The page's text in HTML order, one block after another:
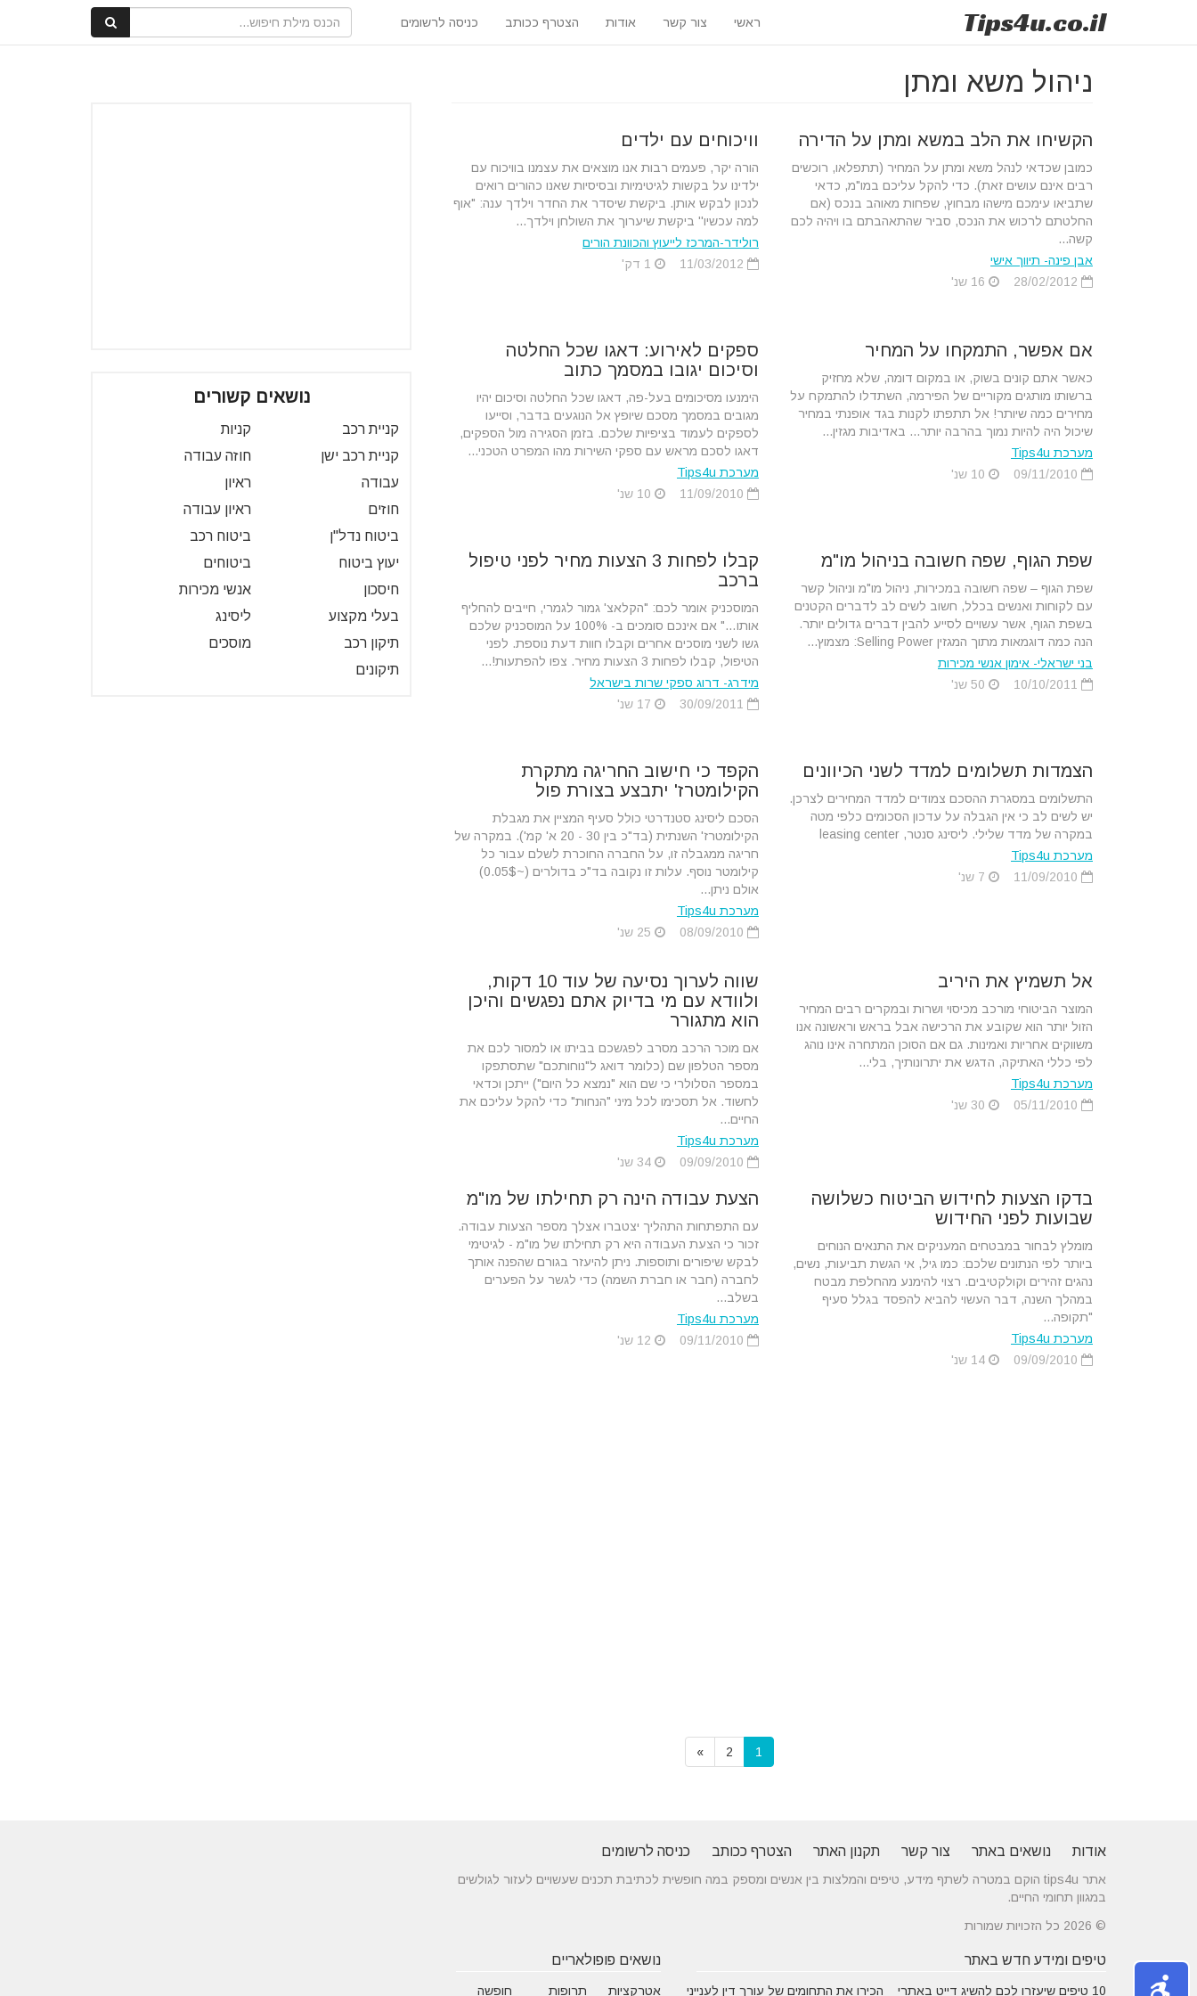
Tips4u.co.il ראשי צור קשר אודות הצטרף ככותב כניסה לרשומים
ניהול משא ומתן
הקשיחו את הלב במשא ומתן על הדירה
כמובן שכדאי לנהל משא ומתן על המחיר (תתפלאו, רוכשים
רבים אינם עושים זאת). כדי להקל עליכם במו"מ, כדאי
שתביאו עימכם מישהו מבחוץ, שפחות מאוהב בנכס (אם
החלטתם לרכוש את הנכס, סביר שהתאהבתם בו ויהיה לכם
קשה...
אבן פינה- תיווך אישי
וויכוחים עם ילדים
הורה יקר, פעמים רבות אנו מוצאים את עצמנו בוויכוח עם
ילדינו על בקשות לגיטימיות ובסיסיות שאנו כהורים רואים
לנכון לבקש אותן. ביקשת שיסדר את החדר וילדך ענה: "אוף
למה עכשיו'' ביקשת שיערוך את השולחן וילדך...
רולידר-המרכז לייעוץ והכוונת הורים
אם אפשר, התמקחו על המחיר
כאשר אתם קונים בשוק, או במקום דומה, שלא מחזיק
ברשותו מותגים מקוריים של הפירמה, השתדלו להתמקח על
מחירים כמה שיותר! אל תתפתו לקנות בגד אופנתי במחיר
שיכול היה להיות נמוך בהרבה יותר... באדיבות מגזין...
מערכת Tips4u
ספקים לאירוע: דאגו שכל החלטה
וסיכום יגובו במסמך כתוב
הימנעו מסיכומים בעל-פה, דאגו שכל החלטה וסיכום יהיו
מגובים במסמך מסכם שיופץ אל הנוגעים בדבר, וסייעו
לספקים לעמוד בציפיות שלכם. בזמן הסגירה מול הספקים,
דאגו לסכם מראש עם ספקי השירות מהו המפרט הטכני...
מערכת Tips4u
שפת הגוף, שפה חשובה בניהול מו"מ
שפת הגוף – שפה חשובה במכירות, ניהול מו"מ וניהול קשר
עם לקוחות ואנשים בכלל, חשוב לשים לב לדברים הקטנים
בשפת הגוף, אשר עשויים לסייע להבין דברים גדולים יותר.
הנה כמה דוגמאות מתוך המגזין Selling Power: מצמוץ...
בני ישראלי- אימון אנשי מכירות
קבלו לפחות 3 הצעות מחיר לפני טיפול
ברכב
המוסכניק אומר לכם: "הקלאצ' גמור לגמרי, חייבים להחליף
אותו…" אם אינכם סומכים ב- 100% על המוסכניק שלכם
גשו לשני מוסכים אחרים וקבלו חוות דעת נוספת. לפני
הטיפול, קבלו לפחות 3 הצעות מחיר. צפו להפתעות!...
מידרג- דרוג ספקי שרות בישראל
הצמדות תשלומים למדד לשני הכיוונים
התשלומים במסגרת ההסכם צמודים למדד המחירים לצרכן.
יש לשים לב כי אין הגבלה על עדכון הסכומים כלפי מטה
במקרה של מדד שלילי. ליסינג סנטר, leasing center
מערכת Tips4u
הקפד כי חישוב החריגה מתקרת
הקילומטרז' יתבצע בצורת פול
הסכם ליסינג סטנדרטי כולל סעיף המציין את מגבלת
הקילומטרז' השנתית (בד"כ בין 30 - 20 א' קמ'). במקרה של
חריגה ממגבלה זו, על החברה החוכרת לשלם עבור כל
קילומטר נוסף. עלות זו נקובה בד"כ בדולרים (~0.05$)
אולם ניתן...
מערכת Tips4u
אל תשמיץ את היריב
המוצר הביטוחי מורכב מכיסוי ושרות ובמקרים רבים המחיר
הזול יותר הוא שקובע את הרכישה אבל בראש וראשונה אנו
משווקים אחריות ואמינות. גם אם הסוכן המתחרה אינו נוהג
לפי כללי האתיקה, הדגש את יתרונותיך, בלי...
מערכת Tips4u
שווה לערוך נסיעה של עוד 10 דקות,
ולוודא עם מי בדיוק אתם נפגשים והיכן
הוא מתגורר
אם מוכר הרכב מסרב לפגשכם בביתו או למסור לכם את
מספר הטלפון שם (כלומר דואג ל"נוחותכם" שתסתפקו
במספר הסלולרי כי שם הוא "נמצא כל היום") ייתכן וכדאי
לחשוד. אל תסכימו לכל מיני "הנחות" כדי להקל עליכם את
החיים...
מערכת Tips4u
בדקו הצעות לחידוש הביטוח כשלושה
שבועות לפני החידוש
מומלץ לבחור במבטחים המעניקים את התנאים הנוחים
ביותר לפי הנתונים שלכם: כמו גיל, אי הגשת תביעות, נשים,
נהגים זהירים וקולקטיבים. רצוי להימנע מהחלפת מבטח
במהלך השנה, דבר העשוי להביא להפסד בגלל סעיף
"תקופה...
מערכת Tips4u
הצעת עבודה הינה רק תחילתו של מו"מ
עם התפתחות התהליך יצטברו אצלך מספר הצעות עבודה.
זכור כי הצעת העבודה היא רק תחילתו של מו"מ - לגיטימי
לבקש שיפורים ותוספות. ניתן להיעזר בגורם שהפנה אותך
לחברה (חבר או חברת השמה) כדי לגשר על הפערים
בשלב...
מערכת Tips4u
נושאים קשורים
קניית רכב
קניות
קניית רכב ישן
חוזה עבודה
עבודה
ראיון
חוזים
ראיון עבודה
ביטוח נדל"ן
ביטוח רכב
יעוץ ביטוח
ביטוחים
חיסכון
אנשי מכירות
בעלי מקצוע
ליסינג
תיקון רכב
מוסכים
תיקונים
1
2
»
אודות נושאים באתר צור קשר תקנון האתר הצטרף ככותב כניסה לרשומים
אתר tips4u הוקם במטרה לשתף מידע, טיפים והמלצות בין אנשים ומספק במה חופשית לכתיבת תכנים שעשויים לעזור לגולשים
במגוון תחומי החיים.
© 2026 כל הזכויות שמורות
טיפים ומידע חדש באתר
10 טיפים שיעזרו לכם להשיג דייט באתרי הכירו את התחומים של עורך דין לענייני
נושאים פופולאריים
אטרקציות תרופות חופשה